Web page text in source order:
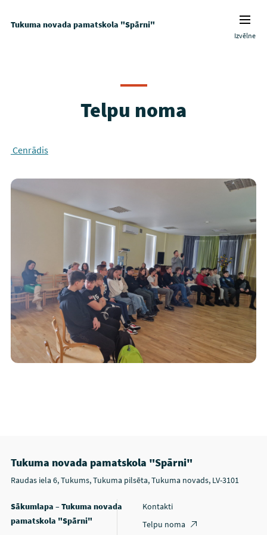
Tukuma novada pamatskola "Spārni"
Izvēlne
Telpu noma
Cenrādis
Tukuma novada pamatskola "Spārni"
Raudas iela 6, Tukums, Tukuma pilsēta, Tukuma novads, LV-3101
Sākumlapa – Tukuma novada
pamatskola "Spārni"
Kontakti
Telpu noma